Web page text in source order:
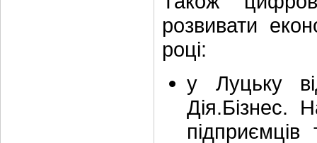
розвивати
році:
у Луцьку
Дія.Бізнес.